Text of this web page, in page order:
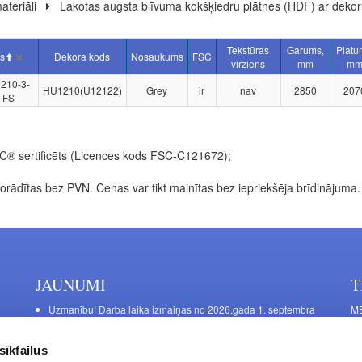
Lakotas augsta blīvuma kokšķiedru plātnes (HDF) ar
Dekora kods Nosaukums FSC
Tekstūras
virziens
Garums,
mm
mm
3-
HU1210(U12122) Grey ir nav 2850
sertificēts (Licences kods FSC-C121672);
bez PVN. Cenas var tikt mainītas bez iepriekšēja brīdinājuma.
JAUNUMI
Uzmanību! Darba laika izmaiņas no 2026.gada 1. septembra